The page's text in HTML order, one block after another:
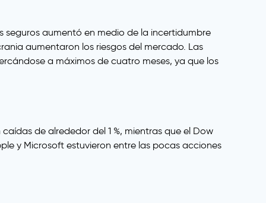
aumentó en medio de la incertidumbre
aumentaron los riesgos del mercado. Las
a máximos de cuatro meses, ya que los
de alrededor del 1 %, mientras que el Dow
y Microsoft estuvieron entre las pocas acciones